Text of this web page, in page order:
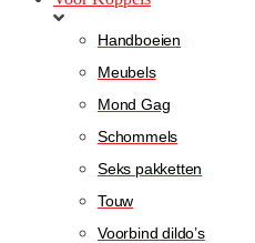
Handboeien
Meubels
Mond Gag
Schommels
Seks pakketten
Touw
Voorbind dildo’s